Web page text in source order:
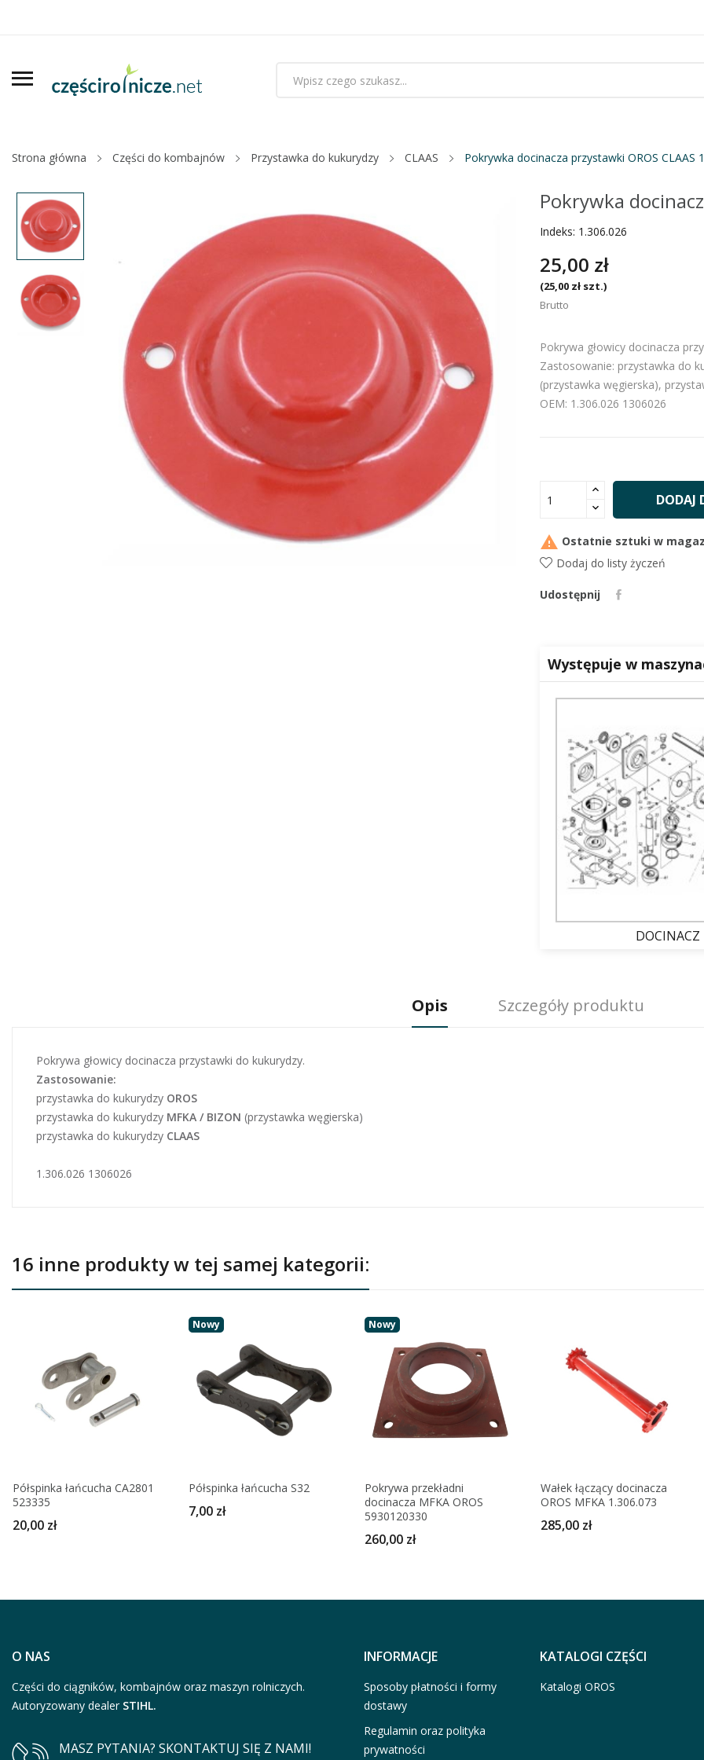
Strona główna Części do kombajnów Przystawka do kukurydzy CLAAS Pokrywka docinacza przystawki OROS CLAAS
Pokrywka
Indeks: 1.306.026
25,00 zł
(25,00 zł szt.)
Brutto
Pokrywa głowicy docinacza
Zastosowanie: przystawka do
(przystawka węgierska),
OEM: 1.306.026 1306026
DODAJ
 Ostatnie sztuki w
Dodaj do listy życzeń
Udostępnij
Występuje w
DOCINACZ
Opis Szczegóły produktu
Pokrywa głowicy docinacza przystawki do kukurydzy.
Zastosowanie:
przystawka do kukurydzy OROS
przystawka do kukurydzy MFKA / BIZON (przystawka węgierska)
przystawka do kukurydzy CLAAS
1.306.026 1306026
16 inne produkty w tej samej kategorii:
Półspinka łańcucha CA2801
523335
20,00 zł
Nowy
Półspinka łańcucha S32
7,00 zł
Nowy
Pokrywa przekładni
docinacza MFKA OROS
5930120330
260,00 zł
Wałek łączący docinacza
OROS MFKA 1.306.073
285,00 zł
O NAS
Części do ciągników, kombajnów oraz maszyn rolniczych.
Autoryzowany dealer STIHL.
MASZ PYTANIA? SKONTAKTUJ SIĘ Z NAMI!
INFORMACJE
Sposoby płatności i formy
dostawy
Regulamin oraz polityka
prywatności
KATALOGI CZĘŚCI
Katalogi OROS